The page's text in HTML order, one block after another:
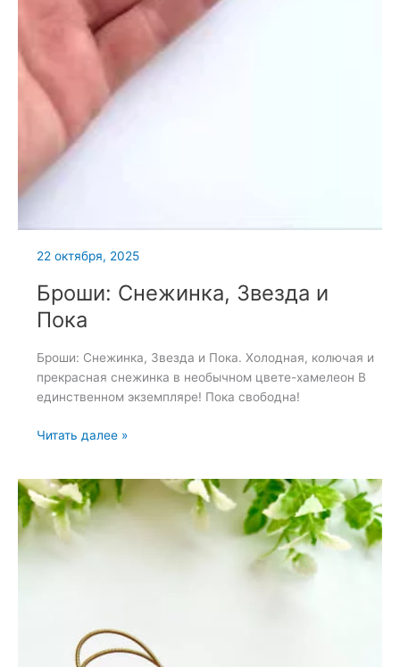
22 октября, 2025
Броши: Снежинка, Звезда и
Пока
Броши: Снежинка, Звезда и Пока. Холодная, колючая и
прекрасная снежинка в необычном цвете-хамелеон В
единственном экземпляре! Пока свободна!
Броши:
и
Пока
Читать далее »